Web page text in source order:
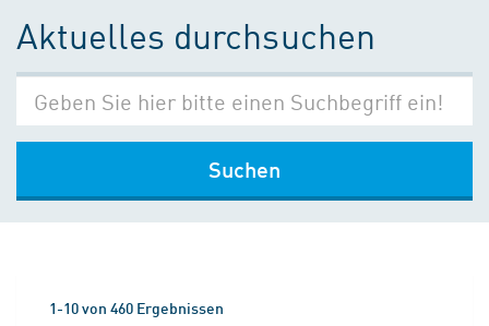
Aktuelles durchsuchen
Suchen
1-10 von 460 Ergebnissen